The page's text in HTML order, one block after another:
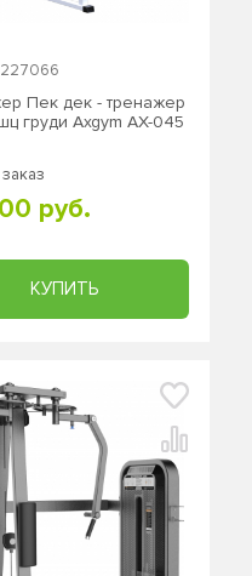
Пек дек - тренажер
груди Axgym AX-045
руб.
КУПИТЬ